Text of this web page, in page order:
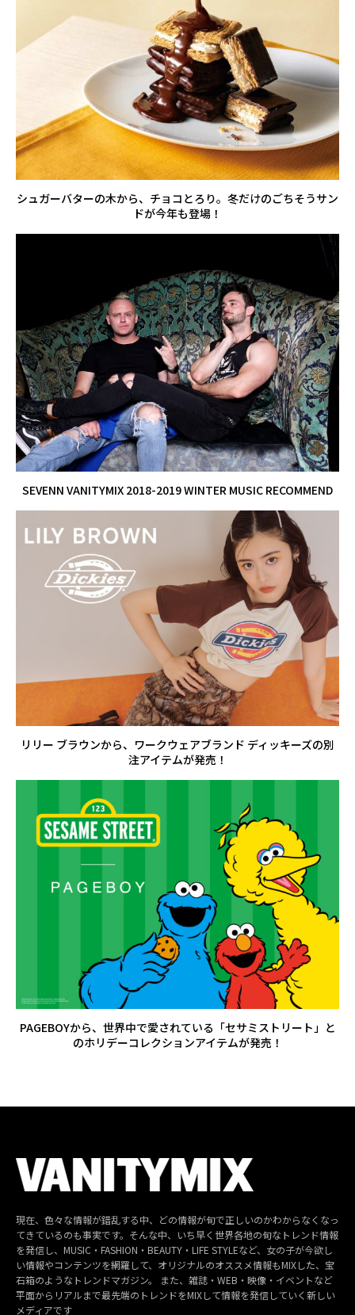
シュガーバターの木から、チョコとろり。冬だけのごちそうサン
ドが今年も登場！
SEVENN VANITYMIX 2018-2019 WINTER MUSIC RECOMMEND
リリー ブラウンから、ワークウェアブランド ディッキーズの別
注アイテムが発売！
PAGEBOYから、世界中で愛されている「セサミストリート」と
のホリデーコレクションアイテムが発売！
現在、色々な情報が錯乱する中、どの情報が旬で正しいのかわからなくなっ
てきているのも事実です。そんな中、いち早く世界各地の旬なトレンド情報
を発信し、MUSIC・FASHION・BEAUTY・LIFE STYLEなど、女の子が今欲し
い情報やコンテンツを網羅して、オリジナルのオススメ情報もMIXした、宝
石箱のようなトレンドマガジン。 また、雑誌・WEB・映像・イベントなど
平面からリアルまで最先端のトレンドをMIXして情報を発信していく新しい
メディアです